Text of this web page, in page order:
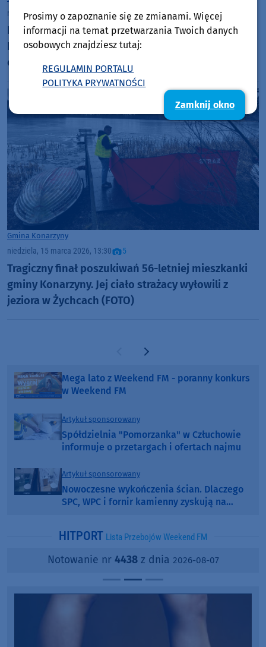
niedziela, 22 marca 2026, 08:24
Festiwal amatorskich kabaretów KFOKA w
Konarzynach obchodzi jubileusz. Organizatorzy
czekają na zgłoszenia
Gmina Konarzyny
niedziela, 15 marca 2026, 13:30 5
Tragiczny finał poszukiwań 56-letniej mieszkanki
gminy Konarzyny. Jej ciało strażacy wyłowili z
jeziora w Żychcach (FOTO)
Poprzednia strona
Następna strona
Mega lato z Weekend FM - poranny konkurs
w Weekend FM
Artykuł sponsorowany
Spółdzielnia "Pomorzanka" w Człuchowie
informuje o przetargach i ofertach najmu
Artykuł sponsorowany
Nowoczesne wykończenia ścian. Dlaczego
SPC, WPC i fornir kamienny zyskują na
HITPORT Lista Przebojów Weekend FM
Notowanie nr 4438z dnia 2026-08-07
Prosimy o zapoznanie się ze zmianami. Więcej
informacji na temat przetwarzania Twoich danych
osobowych znajdziesz tutaj:
REGULAMIN PORTALU
POLITYKA PRYWATNOŚCI
Zamknij okno